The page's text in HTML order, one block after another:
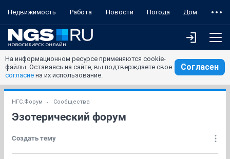
Недвижимость Работа Новости Погода Дом
На информационном ресурсе применяются cookie-
файлы. Оставаясь на сайте, вы подтверждаете свое
согласие на их использование.
Согласен
НГС.Форум Сообщества
Эзотерический форум
Создать тему